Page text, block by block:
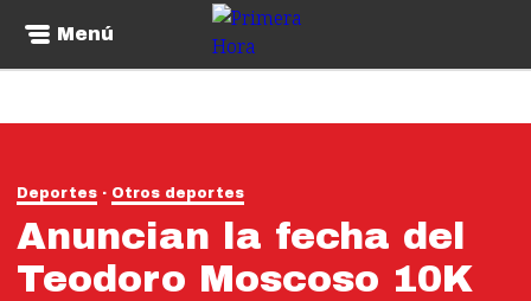
Menú
Deportes Otros deportes
Anuncian la fecha del
Teodoro Moscoso 10K